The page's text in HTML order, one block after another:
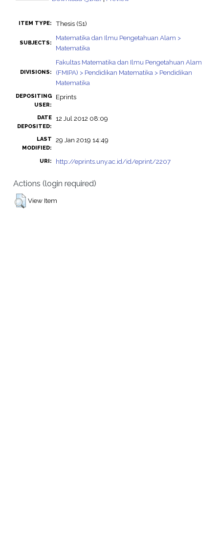
ITEM TYPE: Thesis (S1)
SUBJECTS:
Matematika dan Ilmu Pengetahuan Alam >
Matematika
DIVISIONS:
Fakultas Matematika dan Ilmu Pengetahuan Alam
(FMIPA) > Pendidikan Matematika > Pendidikan
Matematika
DEPOSITING
USER:
Eprints
DATE
DEPOSITED:
12 Jul 2012 08:09
LAST
MODIFIED:
29 Jan 2019 14:49
URI: http://eprints.uny.ac.id/id/eprint/2207
Actions (login required)
View Item